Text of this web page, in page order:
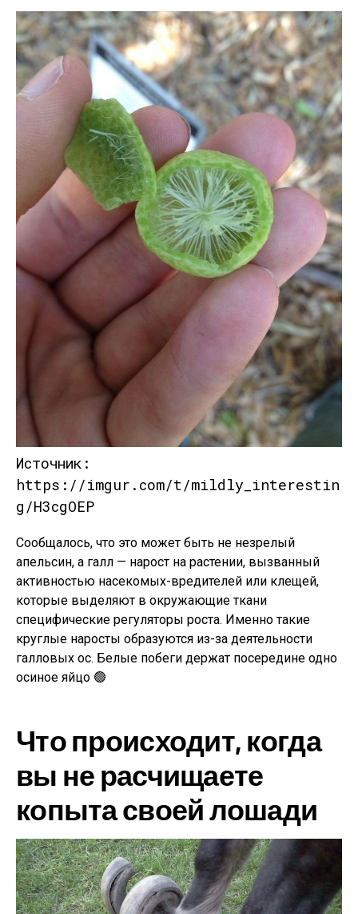
Источник:
https://imgur.com/t/mildly_interestin
g/H3cgOEP
Сообщалось, что это может быть не незрелый
апельсин, а галл — нарост на растении, вызванный
активностью насекомых-вредителей или клещей,
которые выделяют в окружающие ткани
специфические регуляторы роста. Именно такие
круглые наросты образуются из-за деятельности
галловых ос. Белые побеги держат посередине одно
осиное яйцо 🟢
Что происходит, когда
вы не расчищаете
копыта своей лошади